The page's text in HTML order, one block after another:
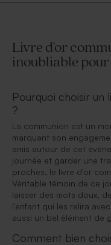
Livre d'or
inoubliable
Pourquoi choisir un
?
La communion est un
marquant son
amis autour de cet
journée et garder une
proches, le livre d'or
Véritable témoin de ce
laisser des mots doux,
l'enfant qui les relira
aussi un bel élément de
Comment bien